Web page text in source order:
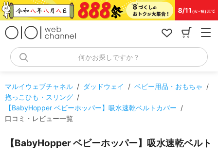
コ
ン
何かお探しですか？
マルイウェブチャネル / ダッドウェイ / ベビー用品・おもちゃ /
抱っこひも・スリング /
【BabyHopper ベビーホッパー】吸水速乾ベルトカバー /
口コミ・レビュー一覧
【BabyHopper ベビーホッパー】吸水速乾ベルト